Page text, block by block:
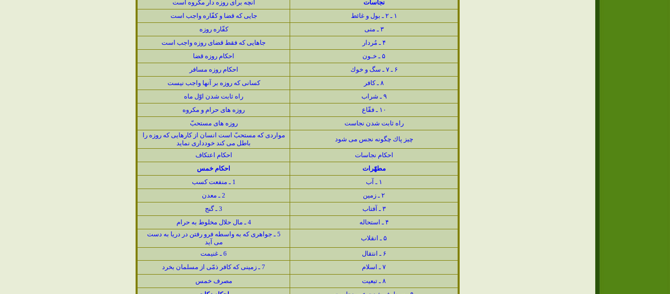
نجاسات
آنچه براى روزه دار مكروه است
۱ ـ ۲ ـ بول و غائط
جايى كه قضا و كفّاره واجب است
۳ ـ منى
كفّاره روزه
۴ ـ مُردار
جاهايى كه فقط قضاى روزه واجب است
۵ ـ خـون
احكام روزه قضا
۶ ـ ۷ ـ سگ و خوك
احكام روزه مسافر
۸ ـ كافر
كسانى كه روزه بر آنها واجب نيست
۹ ـ شراب
راه ثابت شدن اوّل ماه
۱۰ ـ فقّاع
روزه هاى حرام و مكروه
راه ثابت شدن نجاست
روزه هاى مستحبّ
چیز پاك چگونه نجس مى شود
مواردى كه مستحبّ است انسان از كارهايى كه روزه را
باطل مى كند خوددارى نمايد
احكام نجاسات
احكام اعتكاف
مطهّرات
احكام خمس
۱ ـ آب
1 ـ منفعت كسب
۲ ـ زمین
2 ـ معدن
۳ ـ آفتاب
3 ـ گنج
۴ ـ استحاله
4 ـ مال حلال مخلوط به حرام
۵ ـ انقلاب
5 ـ جواهرى كه به واسطه فرو رفتن در دريا به دست
مى آيد
۶ ـ انتقال
6 ـ غنيمت
۷ ـ اسلام
7 ـ زمينى كه كافر ذمّى از مسلمان بخرد
۸ ـ تبعیت
مصرف خمس